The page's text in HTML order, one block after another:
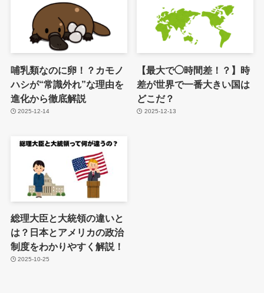
哺乳類なのに卵！？カモノ
ハシが“常識外れ”な理由を
進化から徹底解説
2025-12-14
【最大で◯時間差！？】時
差が世界で一番大きい国は
どこだ？
2025-12-13
総理大臣と大統領の違いと
は？日本とアメリカの政治
制度をわかりやすく解説！
2025-10-25